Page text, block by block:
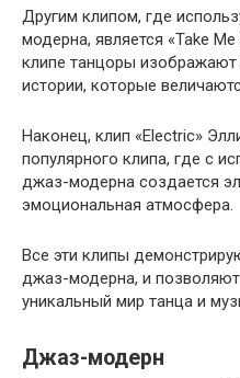
Другим клипом, где
модерна, является «Take
клипе танцоры
истории, которые
Наконец, клип «Electric»
популярного клипа, где с
джаз-модерна создается
эмоциональная атмосфера.
Все эти клипы
джаз-модерна, и позволяют
уникальный мир танца и
Джаз-модерн